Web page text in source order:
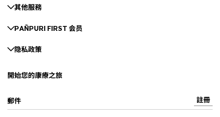
其他服務
PAÑPURI FIRST 会员
隐私政策
開始您的康療之旅
郵件 註冊